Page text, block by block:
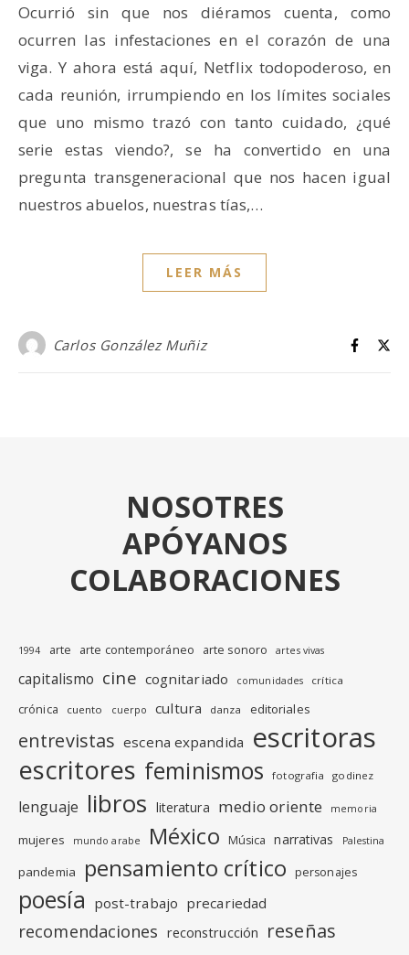
Ocurrió sin que nos diéramos cuenta, como
ocurren las infestaciones en el corazón de una
viga. Y ahora está aquí, Netflix todopoderoso, en
cada reunión, irrumpiendo en los límites sociales
que uno mismo trazó con tanto cuidado, ¿qué
serie estas viendo?, se ha convertido en una
pregunta transgeneracional que nos hacen igual
nuestros abuelos, nuestras tías,…
LEER MÁS
Carlos González Muñiz
NOSOTRES
APÓYANOS
COLABORACIONES
1994 arte arte contemporáneo arte sonoro artes vivas
capitalismo cine cognitariado comunidades crítica
crónica cuento cuerpo cultura danza editoriales
entrevistas escena expandida escritoras
escritores feminismos fotografia godinez
lenguaje libros literatura medio oriente memoria
mujeres mundo arabe México Música narrativas Palestina
pandemia pensamiento crítico personajes
poesía post-trabajo precariedad
recomendaciones reconstrucción reseñas